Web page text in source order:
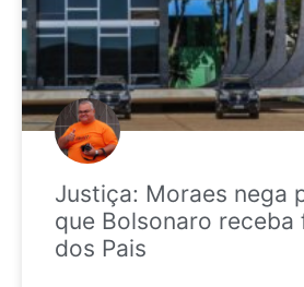
Justiça: Moraes nega
que Bolsonaro receba
dos Pais